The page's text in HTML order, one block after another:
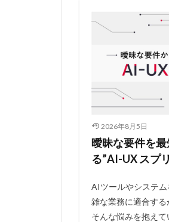
2026年8月5日
曖昧な要件を
る”AI-UX スプ
AIツールやシステ
雑な業務に適合す
そんな悩みを抱え